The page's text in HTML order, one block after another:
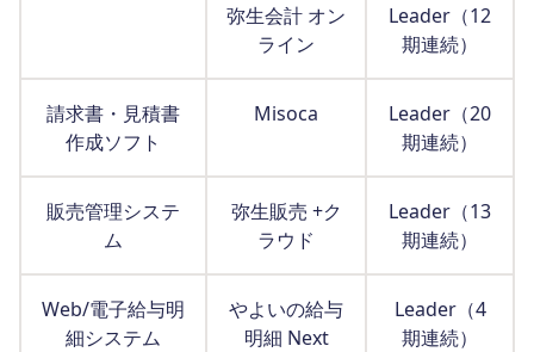
弥生会計 オン
ライン
Leader（12
期連続）
請求書・見積書
作成ソフト
Misoca
Leader（20
期連続）
販売管理システ
ム
弥生販売 +ク
ラウド
Leader（13
期連続）
Web/電子給与明
細システム
やよいの給与
明細 Next
Leader（4
期連続）